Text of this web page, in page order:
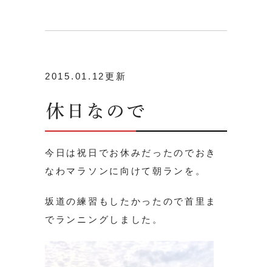
2015.01.12更新
休日なので
今日は祝日でお休みだったのでおき
なわマラソンに向けて朝ランを。
坂道の練習もしたかったので首里ま
でランニングしました。